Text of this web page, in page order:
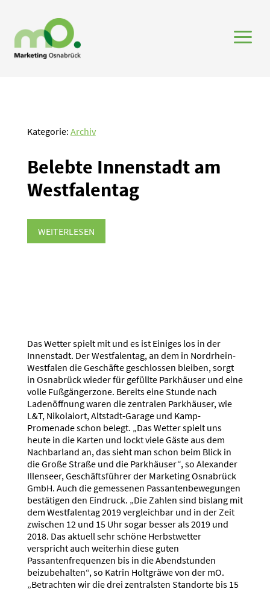
a
Kategorie: Archiv
Belebte Innen­stadt am
Westfa­lentag
WEITERLESEN
Das Wetter spielt mit und es ist Einiges los in der
Innenstadt. Der Westfalentag, an dem in Nordrhein-
Westfalen die Geschäfte geschlossen bleiben, sorgt
in Osnabrück wieder für gefüllte Parkhäuser und eine
volle Fußgängerzone. Bereits eine Stunde nach
Ladenöffnung waren die zentralen Parkhäuser, wie
L&T, Nikolaiort, Altstadt-Garage und Kamp-
Promenade schon belegt. „Das Wetter spielt uns
heute in die Karten und lockt viele Gäste aus dem
Nachbarland an, das sieht man schon beim Blick in
die Große Straße und die Parkhäuser“, so Alexander
Illenseer, Geschäftsführer der Marketing Osnabrück
GmbH. Auch die gemessenen Passantenbewegungen
bestätigen den Eindruck. „Die Zahlen sind bislang mit
dem Westfalentag 2019 vergleichbar und in der Zeit
zwischen 12 und 15 Uhr sogar besser als 2019 und
2018. Das aktuell sehr schöne Herbstwetter
verspricht auch weiterhin diese guten
Passantenfrequenzen bis in die Abendstunden
beizubehalten“, so Katrin Holtgräwe von der mO.
„Betrachten wir die drei zentralsten Standorte bis 15